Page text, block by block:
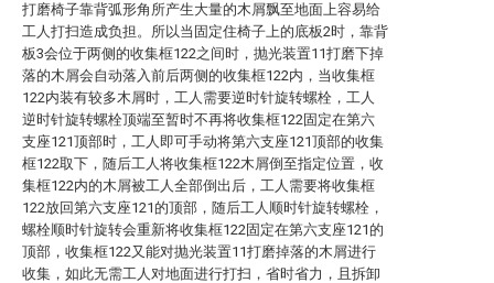
打磨椅子靠背弧形角所产生大量的木屑飘至地面上容易给
工人打扫造成负担。所以当固定住椅子上的底板2时，靠背
板3会位于两侧的收集框122之间时，抛光装置11打磨下掉
落的木屑会自动落入前后两侧的收集框122内，当收集框
122内装有较多木屑时，工人需要逆时针旋转螺栓，工人
逆时针旋转螺栓顶端至暂时不再将收集框122固定在第六
支座121顶部时，工人即可手动将第六支座121顶部的收集
框122取下，随后工人将收集框122木屑倒至指定位置，收
集框122内的木屑被工人全部倒出后，工人需要将收集框
122放回第六支座121的顶部，随后工人顺时针旋转螺栓，
螺栓顺时针旋转会重新将收集框122固定在第六支座121的
顶部，收集框122又能对抛光装置11打磨掉落的木屑进行
收集，如此无需工人对地面进行打扫，省时省力，且拆卸